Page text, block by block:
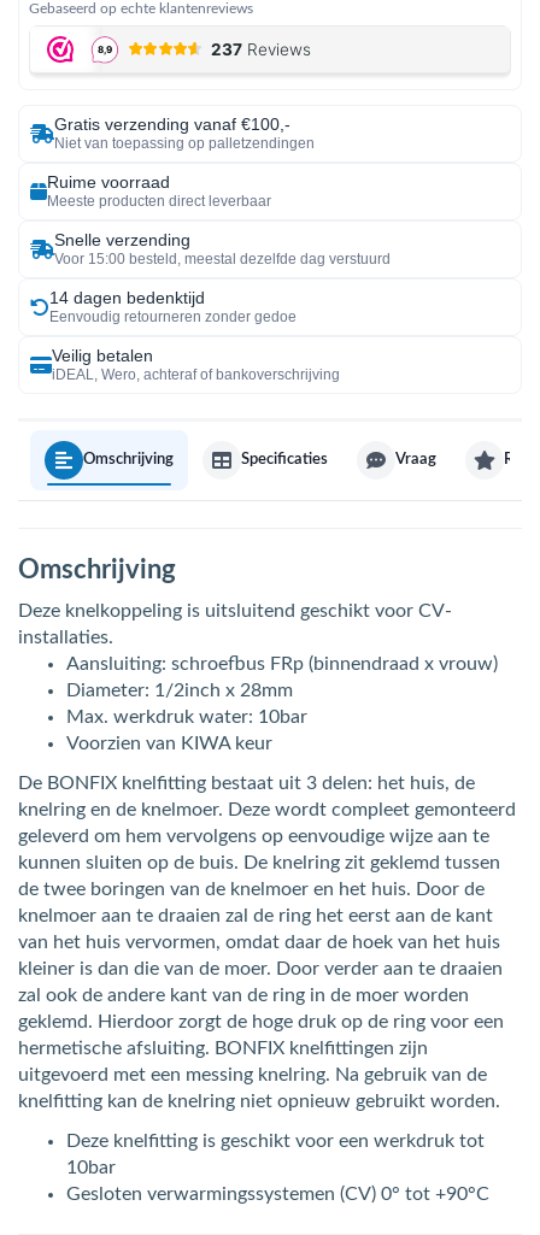
Gebaseerd op echte klantenreviews
Gratis verzending vanaf €100,-
Niet van toepassing op palletzendingen
Ruime voorraad
Meeste producten direct leverbaar
Snelle verzending
Voor 15:00 besteld, meestal dezelfde dag verstuurd
14 dagen bedenktijd
Eenvoudig retourneren zonder gedoe
Veilig betalen
iDEAL, Wero, achteraf of bankoverschrijving
Omschrijving Specificaties Vraag
Omschrijving
Deze knelkoppeling is uitsluitend geschikt voor CV-
installaties.
Aansluiting: schroefbus FRp (binnendraad x vrouw)
Diameter: 1/2inch x 28mm
Max. werkdruk water: 10bar
Voorzien van KIWA keur
De BONFIX knelfitting bestaat uit 3 delen: het huis, de
knelring en de knelmoer. Deze wordt compleet gemonteerd
geleverd om hem vervolgens op eenvoudige wijze aan te
kunnen sluiten op de buis. De knelring zit geklemd tussen
de twee boringen van de knelmoer en het huis. Door de
knelmoer aan te draaien zal de ring het eerst aan de kant
van het huis vervormen, omdat daar de hoek van het huis
kleiner is dan die van de moer. Door verder aan te draaien
zal ook de andere kant van de ring in de moer worden
geklemd. Hierdoor zorgt de hoge druk op de ring voor een
hermetische afsluiting. BONFIX knelfittingen zijn
uitgevoerd met een messing knelring. Na gebruik van de
knelfitting kan de knelring niet opnieuw gebruikt worden.
Deze knelfitting is geschikt voor een werkdruk tot
10bar
Gesloten verwarmingssystemen (CV) 0° tot +90°C